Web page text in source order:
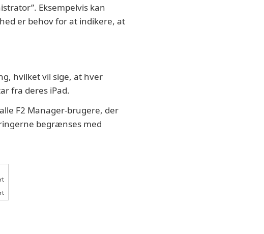
Eksempelvis kan
er behov for at indikere, at
hvilket vil sige, at hver
fra deres iPad.
F2 Manager-brugere, der
begrænses med